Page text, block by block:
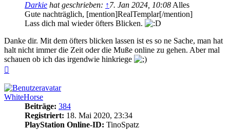
Darkie hat geschrieben: ↑7. Jan 2024, 10:08 Alles
Gute nachträglich, [mention]RealTemplar[/mention]
Lass dich mal wieder öfters Blicken.
Danke dir. Mit dem öfters blicken lassen ist es so ne Sache, man hat
halt nicht immer die Zeit oder die Muße online zu gehen. Aber mal
schauen ob ich das irgendwie hinkriege
WhiteHorse
Beiträge: 384
Registriert: 18. Mai 2020, 23:34
PlayStation Online-ID: TinoSpatz